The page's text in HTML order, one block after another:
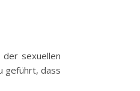
sexuellen
geführt, dass